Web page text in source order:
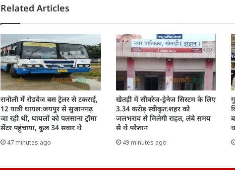
Related Articles
रानोली में रोडवेज बस ट्रेलर से टकराई,
12 यात्री घायल:जयपुर से सुजानगढ़
जा रही थी, घायलों को पलसाना ट्रॉमा
सेंटर पहुंचाया, कुल 34 सवार थे
47 minutes ago
खेतड़ी में सीवरेज-ड्रेनेज सिस्टम के लिए
3.34 करोड़ स्वीकृत:शहर को
जलभराव से मिलेगी राहत, लंबे समय
से थे परेशान
49 minutes ago